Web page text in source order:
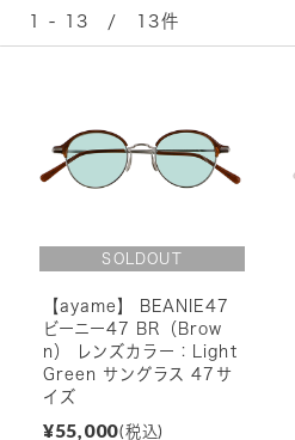
1 - 13 / 13件
【ayame】 BEANIE47
ビーニー47 BR（Brow
n） レンズカラー：Light
Green サングラス 47サ
イズ
¥55,000(税込)